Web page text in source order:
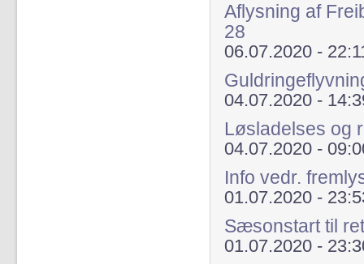
Aflysning af
28
06.07.2020 -
04.07.2020 -
Løsladelses og
04.07.2020 -
Info vedr.
01.07.2020 -
Sæsonstart til
01.07.2020 -